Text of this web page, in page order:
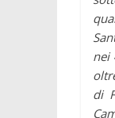
nei
di